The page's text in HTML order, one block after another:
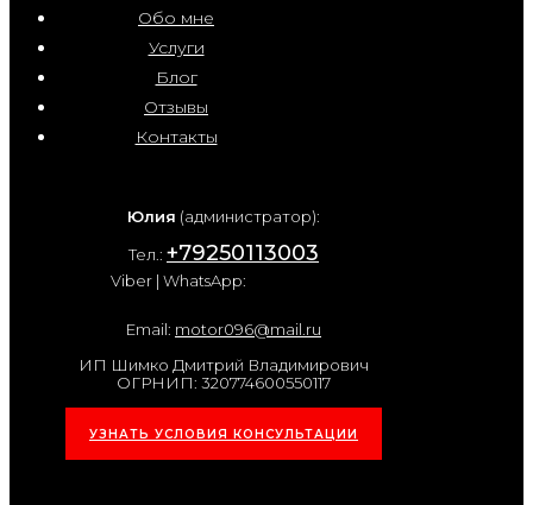
Обо мне
Услуги
Блог
Отзывы
Контакты
Юлия (администратор):
Тел.: +79250113003
Viber | WhatsApp:
Email: motor096@mail.ru
ИП Шимко Дмитрий Владимирович
ОГРНИП: 320774600550117
УЗНАТЬ УСЛОВИЯ КОНСУЛЬТАЦИИ